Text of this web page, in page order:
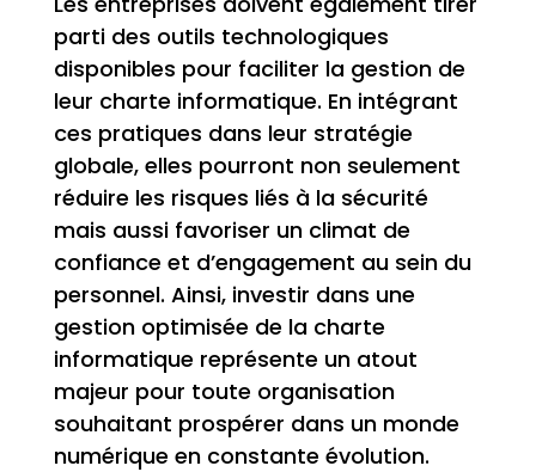
parti des outils technologiques
disponibles pour faciliter la gestion de
leur charte informatique. En intégrant
ces pratiques dans leur stratégie
globale, elles pourront non seulement
réduire les risques liés à la sécurité
mais aussi favoriser un climat de
confiance et d’engagement au sein du
personnel. Ainsi, investir dans une
gestion optimisée de la charte
informatique représente un atout
majeur pour toute organisation
souhaitant prospérer dans un monde
numérique en constante évolution.